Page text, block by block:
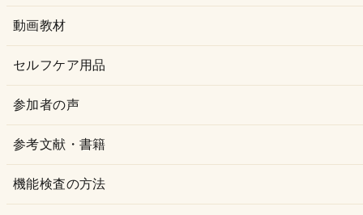
動画教材
セルフケア用品
参加者の声
参考文献・書籍
機能検査の方法